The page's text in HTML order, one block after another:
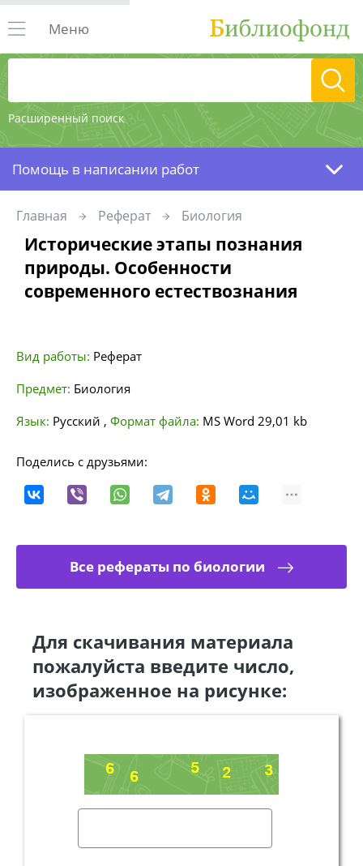
Расширенный поиск
Меню
Помощь в написании работ
Главная Реферат Биология
Исторические этапы познания
природы. Особенности
современного естествознания
Вид работы: Реферат
Предмет: Биология
Язык: Русский , Формат файла: MS Word 29,01 kb
Поделись с друзьями:
Все рефераты по биологии
Для скачивания материала
пожалуйста введите число,
изображенное на рисунке: